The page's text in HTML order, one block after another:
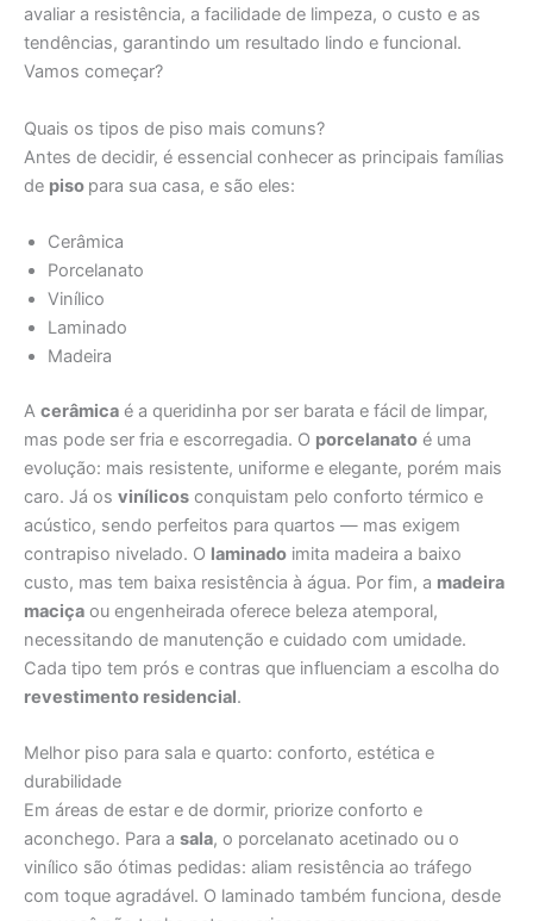
avaliar a resistência, a facilidade de limpeza, o custo e as
tendências, garantindo um resultado lindo e funcional.
Vamos começar?
Quais os tipos de piso mais comuns?
Antes de decidir, é essencial conhecer as principais famílias
de piso para sua casa, e são eles:
Cerâmica
Porcelanato
Vinílico
Laminado
Madeira
A cerâmica é a queridinha por ser barata e fácil de limpar,
mas pode ser fria e escorregadia. O porcelanato é uma
evolução: mais resistente, uniforme e elegante, porém mais
caro. Já os vinílicos conquistam pelo conforto térmico e
acústico, sendo perfeitos para quartos — mas exigem
contrapiso nivelado. O laminado imita madeira a baixo
custo, mas tem baixa resistência à água. Por fim, a madeira
maciça ou engenheirada oferece beleza atemporal,
necessitando de manutenção e cuidado com umidade.
Cada tipo tem prós e contras que influenciam a escolha do
revestimento residencial.
Melhor piso para sala e quarto: conforto, estética e
durabilidade
Em áreas de estar e de dormir, priorize conforto e
aconchego. Para a sala, o porcelanato acetinado ou o
vinílico são ótimas pedidas: aliam resistência ao tráfego
com toque agradável. O laminado também funciona, desde